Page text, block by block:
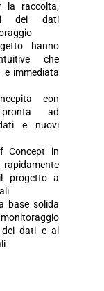
la raccolta,
dei dati
hanno
che
immediata
con
pronta ad
e nuovi
Concept in
progetto a
base solida
dei dati e al